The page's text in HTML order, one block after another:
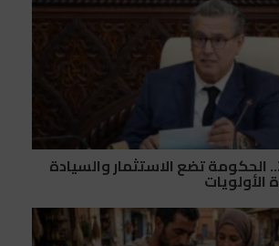
قانون مالية 2027.. الحكومة تضع الاستثمار والسيادة
الأولويات